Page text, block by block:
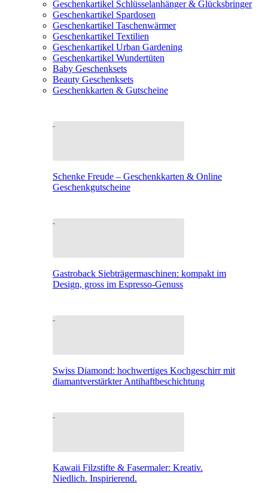
Geschenkartikel Schlüsselanhänger & Glücksbringer
Geschenkartikel Spardosen
Geschenkartikel Taschenwärmer
Geschenkartikel Textilien
Geschenkartikel Urban Gardening
Geschenkartikel Wundertüten
Baby Geschenksets
Beauty Geschenksets
Geschenkkarten & Gutscheine
Schenke Freude – Geschenkkarten & Online
Geschenkgutscheine
Gastroback Siebträgermaschinen: kompakt im
Design, gross im Espresso-Genuss
Swiss Diamond: hochwertiges Kochgeschirr mit
diamantverstärkter Antihaftbeschichtung
Kawaii Filzstifte & Fasermaler: Kreativ.
Niedlich. Inspirierend.